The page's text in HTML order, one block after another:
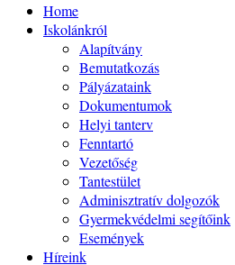
Home
Iskolánkról
Alapítvány
Bemutatkozás
Pályázataink
Dokumentumok
Helyi tanterv
Fenntartó
Vezetőség
Tantestület
Adminisztratív dolgozók
Gyermekvédelmi segítőink
Események
Híreink